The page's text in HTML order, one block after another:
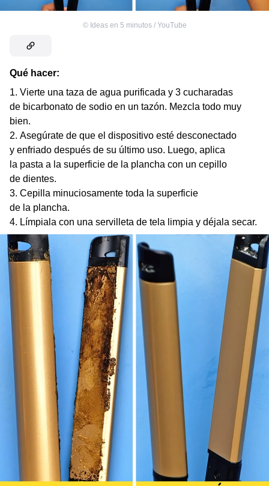
© Ideas en 5 minutos / YouTube
Qué hacer:
Vierte una taza de agua purificada y 3 cucharadas
de bicarbonato de sodio en un tazón. Mezcla todo muy
bien.
Asegúrate de que el dispositivo esté desconectado
y enfriado después de su último uso. Luego, aplica
la pasta a la superficie de la plancha con un cepillo
de dientes.
Cepilla minuciosamente toda la superficie
de la plancha.
Límpiala con una servilleta de tela limpia y déjala secar.